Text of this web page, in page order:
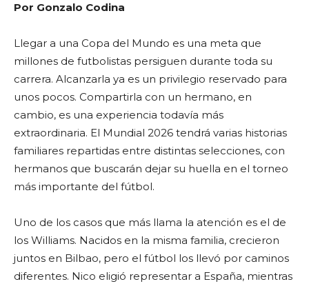
Por Gonzalo Codina
Llegar a una Copa del Mundo es una meta que
millones de futbolistas persiguen durante toda su
carrera. Alcanzarla ya es un privilegio reservado para
unos pocos. Compartirla con un hermano, en
cambio, es una experiencia todavía más
extraordinaria. El Mundial 2026 tendrá varias historias
familiares repartidas entre distintas selecciones, con
hermanos que buscarán dejar su huella en el torneo
más importante del fútbol.
Uno de los casos que más llama la atención es el de
los Williams. Nacidos en la misma familia, crecieron
juntos en Bilbao, pero el fútbol los llevó por caminos
diferentes. Nico eligió representar a España, mientras